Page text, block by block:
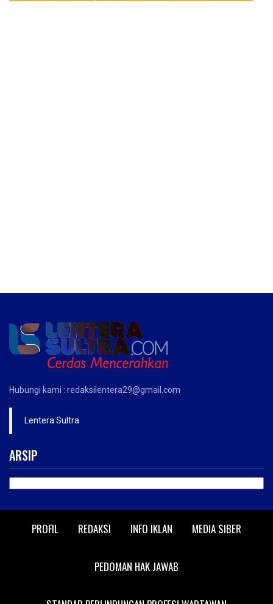
Hubungi kami : redaksilentera29@gmail.com
Lentera Sultra
ARSIP
PROFIL REDAKSI INFO IKLAN MEDIA SIBER
PEDOMAN HAK JAWAB